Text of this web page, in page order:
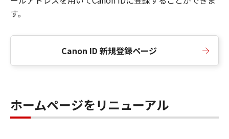
す。
Canon ID 新規登録ページ
ホームページをリニューアル